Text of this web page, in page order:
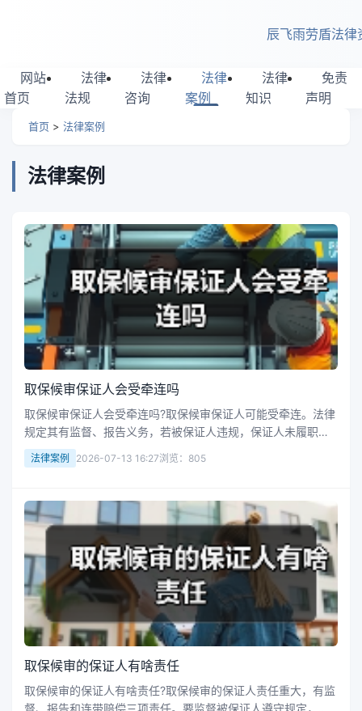
辰飞雨劳盾法律
网站
首页
法律
法规
法律
咨询
法律
案例
法律
知识
免责
声明
首页 > 法律案例
法律案例
取保候审保证人会受牵连吗
取保候审保证人会受牵连吗?取保候审保证人可能受牵连。法律
规定其有监督、报告义务，若被保证人违规，保证人未履职，
会被罚款，构成犯罪的依法追责。如被保证人擅自离市、县或
犯罪，保证人失职就担责，做保证人要谨慎。接下来华律网小
法律案例 2026-07-13 16:27浏览：805
取保候审的保证人有啥责任
取保候审的保证人有啥责任?取保候审的保证人责任重大，有监
督、报告和连带赔偿三项责任。要监督被保证人遵守规定，发